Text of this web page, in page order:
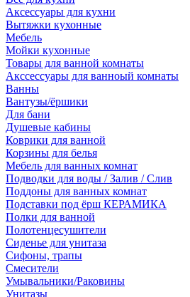
Аксессуары для кухни
Вытяжки кухонные
Мебель
Мойки кухонные
Товары для ванной комнаты
Акссессуары для ванноый комнаты
Ванны
Вантузы/ёршики
Для бани
Душевые кабины
Коврики для ванной
Корзины для белья
Мебель для ванных комнат
Подводки для воды / Залив / Слив
Поддоны для ванных комнат
Подставки под ёрш КЕРАМИКА
Полки для ванной
Полотенцесушители
Сиденье для унитаза
Сифоны, трапы
Смесители
Умывальники/Раковины
Унитазы